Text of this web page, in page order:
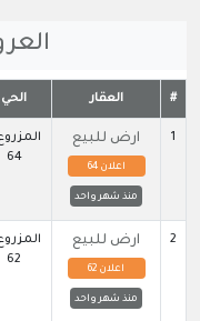
# العقار الحي
1 ارض للبيع
اعلان 64
منذ شهر واحد
المزروع
64
2 ارض للبيع
اعلان 62
منذ شهر واحد
المزروع
62